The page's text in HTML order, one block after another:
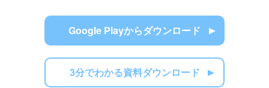
Google Playからダウンロード
3分でわかる資料ダウンロード